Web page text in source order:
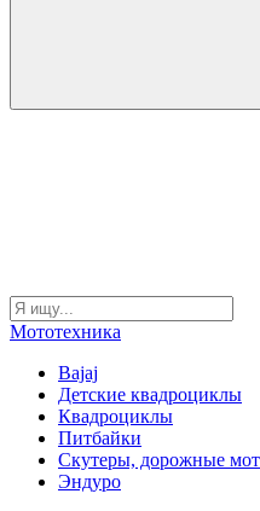
Мототехника
Bajaj
Детские квадроциклы
Квадроциклы
Питбайки
Скутеры, дорожные
Эндуро